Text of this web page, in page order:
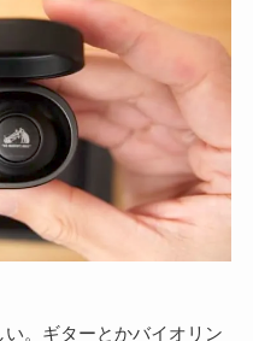
。ギターとかバイオリン